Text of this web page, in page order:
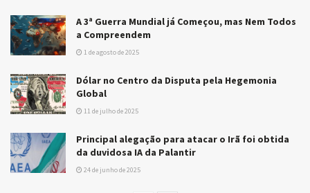
A 3ª Guerra Mundial já Começou, mas Nem Todos
a Compreendem
1 de agosto de 2025
Dólar no Centro da Disputa pela Hegemonia
Global
11 de julho de 2025
Principal alegação para atacar o Irã foi obtida
da duvidosa IA da Palantir
24 de junho de 2025